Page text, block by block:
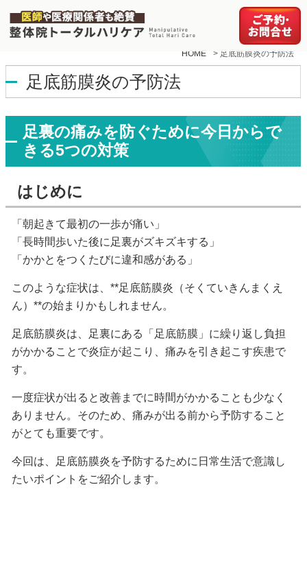
HOME > 足底筋膜炎の予防法
足底筋膜炎の予防法
足裏の痛みを防ぐために今日からで
きる5つの対策
はじめに
「朝起きて最初の一歩が痛い」
「長時間歩いた後に足裏がズキズキする」
「かかとをつくたびに違和感がある」
このような症状は、**足底筋膜炎（そくていきんまくえ
ん）**の始まりかもしれません。
足底筋膜炎は、足裏にある「足底筋膜」に繰り返し負担
がかかることで炎症が起こり、痛みを引き起こす疾患で
す。
一度症状が出ると改善までに時間がかかることも少なく
ありません。そのため、痛みが出る前から予防すること
がとても重要です。
今回は、足底筋膜炎を予防するために日常生活で意識し
たいポイントをご紹介します。